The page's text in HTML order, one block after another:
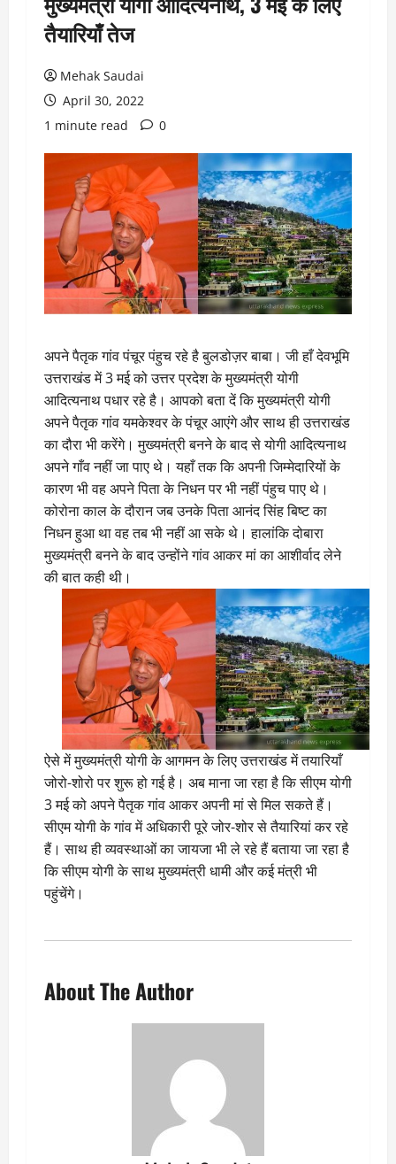
तैयारियाँ तेज
Mehak Saudai
April 30, 2022
1 minute read
0
अपने पैतृक गांव पंचूर पंहुच रहे है बुलडोज़र बाबा। जी हाँ देवभूमि
उत्तराखंड में 3 मई को उत्तर प्रदेश के मुख्यमंत्री योगी
आदित्यनाथ पधार रहे है। आपको बता दें कि मुख्यमंत्री योगी
अपने पैतृक गांव यमकेश्वर के पंचूर आएंगे और साथ ही उत्तराखंड
का दौरा भी करेंगे। मुख्यमंत्री बनने के बाद से योगी आदित्यनाथ
अपने गाँव नहीं जा पाए थे। यहाँ तक कि अपनी जिम्मेदारियों के
कारण भी वह अपने पिता के निधन पर भी नहीं पंहुच पाए थे।
कोरोना काल के दौरान जब उनके पिता आनंद सिंह बिष्ट का
निधन हुआ था वह तब भी नहीं आ सके थे। हालांकि दोबारा
मुख्यमंत्री बनने के बाद उन्होंने गांव आकर मां का आशीर्वाद लेने
की बात कही थी।
ऐसे में मुख्यमंत्री योगी के आगमन के लिए उत्तराखंड में तयारियाँ
जोरो-शोरो पर शुरू हो गई है। अब माना जा रहा है कि सीएम योगी
3 मई को अपने पैतृक गांव आकर अपनी मां से मिल सकते हैं।
सीएम योगी के गांव में अधिकारी पूरे जोर-शोर से तैयारियां कर रहे
हैं। साथ ही व्यवस्थाओं का जायजा भी ले रहे हैं बताया जा रहा है
कि सीएम योगी के साथ मुख्यमंत्री धामी और कई मंत्री भी
पहुंचेंगे।
About The Author